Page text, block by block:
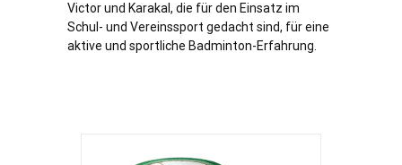
Victor und Karakal, die für den Einsatz im
Schul- und Vereinssport gedacht sind, für eine
aktive und sportliche Badminton-Erfahrung.